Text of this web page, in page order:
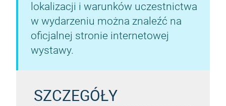
lokalizacji i warunków uczestnictwa
w wydarzeniu można znaleźć na
oficjalnej stronie internetowej
wystawy.
SZCZEGÓŁY